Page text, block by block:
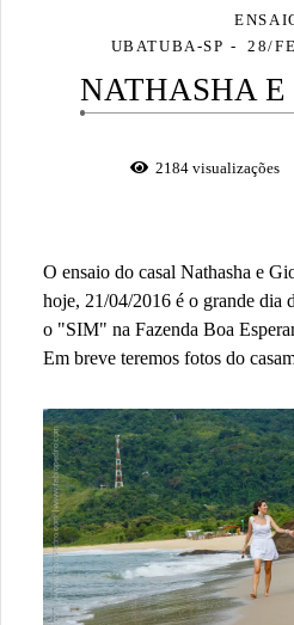
UBATUBA-SP
28/
NATHASHA
2184 visualizações
O ensaio do casal Nathasha e
hoje, 21/04/2016 é o grande dia
o "SIM" na Fazenda Boa
Em breve teremos fotos do